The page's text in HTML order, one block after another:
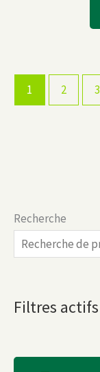
Recherche
Filtres actifs
1 2 3